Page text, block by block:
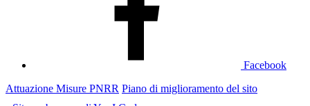
Facebook
Attuazione Misure PNRR Piano di miglioramento del sito